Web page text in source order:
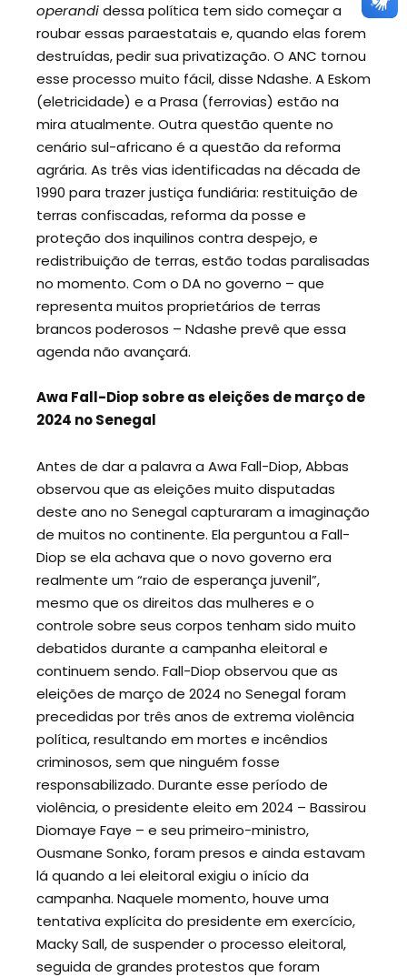
operandidessa política tem sido começar a
roubar essas paraestatais e, quando elas forem
destruídas, pedir sua privatização. O ANC tornou
esse processo muito fácil, disse Ndashe. A Eskom
(eletricidade) e a Prasa (ferrovias) estão na
mira atualmente. Outra questão quente no
cenário sul-africano é a questão da reforma
agrária. As três vias identificadas na década de
1990 para trazer justiça fundiária: restituição de
terras confiscadas, reforma da posse e
proteção dos inquilinos contra despejo, e
redistribuição de terras, estão todas paralisadas
no momento. Com o DA no governo – que
representa muitos proprietários de terras
brancos poderosos – Ndashe prevê que essa
agenda não avançará.
Awa Fall-Diop sobre as eleições de março de
2024 no Senegal
Antes de dar a palavra a Awa Fall-Diop, Abbas
observou que as eleições muito disputadas
deste ano no Senegal capturaram a imaginação
de muitos no continente. Ela perguntou a Fall-
Diop se ela achava que o novo governo era
realmente um “raio de esperança juvenil”,
mesmo que os direitos das mulheres e o
controle sobre seus corpos tenham sido muito
debatidos durante a campanha eleitoral e
continuem sendo. Fall-Diop observou que as
eleições de março de 2024 no Senegal foram
precedidas por três anos de extrema violência
política, resultando em mortes e incêndios
criminosos, sem que ninguém fosse
responsabilizado. Durante esse período de
violência, o presidente eleito em 2024 – Bassirou
Diomaye Faye – e seu primeiro-ministro,
Ousmane Sonko, foram presos e ainda estavam
lá quando a lei eleitoral exigiu o início da
campanha. Naquele momento, houve uma
tentativa explícita do presidente em exercício,
Macky Sall, de suspender o processo eleitoral,
seguida de grandes protestos que foram